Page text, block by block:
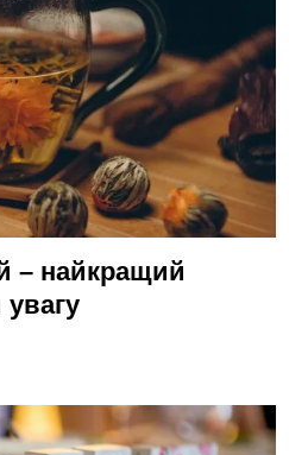
– найкращий